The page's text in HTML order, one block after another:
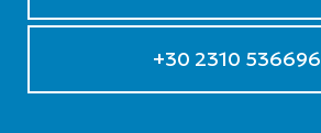
+30 2310 536696